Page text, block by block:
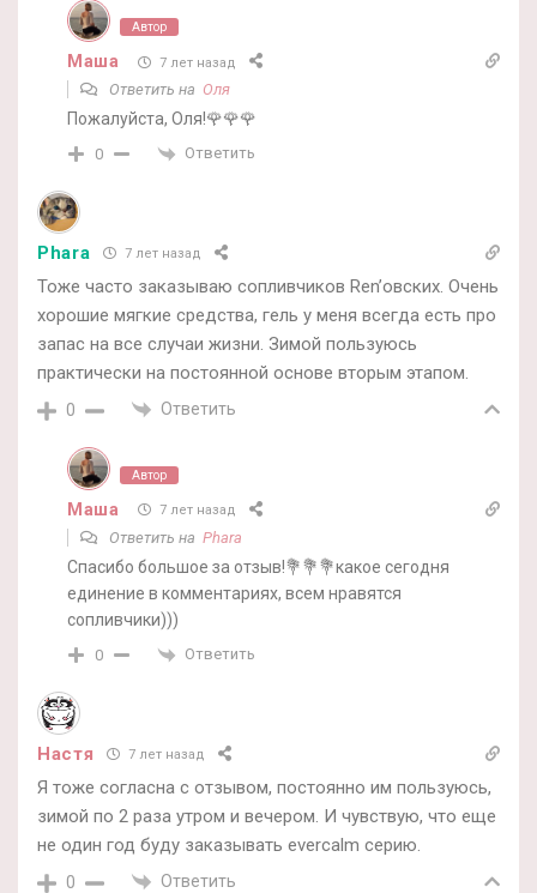
Автор
Маша 7 лет назад
Ответить на Оля
Пожалуйста, Оля!🌹🌹🌹
0 Ответить
Phara 7 лет назад
Тоже часто заказываю сопливчиков Ren’овских. Очень
хорошие мягкие средства, гель у меня всегда есть про
запас на все случаи жизни. Зимой пользуюсь
практически на постоянной основе вторым этапом.
0 Ответить
Автор
Маша 7 лет назад
Ответить на Phara
Спасибо большое за отзыв!💐💐💐какое сегодня
единение в комментариях, всем нравятся
сопливчики)))
0 Ответить
Настя 7 лет назад
Я тоже согласна с отзывом, постоянно им пользуюсь,
зимой по 2 раза утром и вечером. И чувствую, что еще
не один год буду заказывать evercalm серию.
0 Ответить